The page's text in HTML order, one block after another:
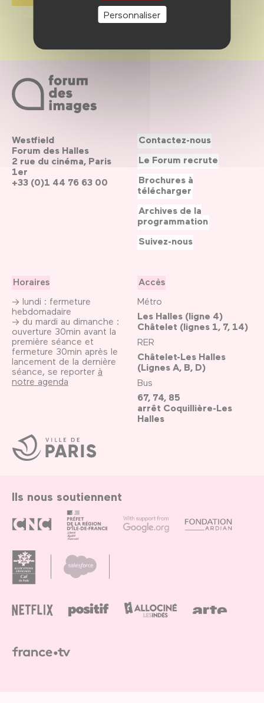
Personnaliser
Ville
de
Paris
Westfield
Forum des Halles
2 rue du cinéma, Paris
1er
+33 (0)1 44 76 63 00
Horaires
→ lundi : fermeture
hebdomadaire
→ du mardi au dimanche :
ouverture 30min avant la
première séance et
fermeture 30min après le
lancement de la dernière
séance, se reporter à
notre agenda
Accès
Métro
Les Halles (ligne 4)
Châtelet (lignes 1, 7, 14)
RER
Châtelet-Les Halles
(Lignes A, B, D)
Bus
67, 74, 85
arrêt Coquillière-Les
Halles
Contactez-nous
Le Forum recrute
Brochures à
télécharger
Archives de la
programmation
Suivez-nous
Ils nous soutiennent